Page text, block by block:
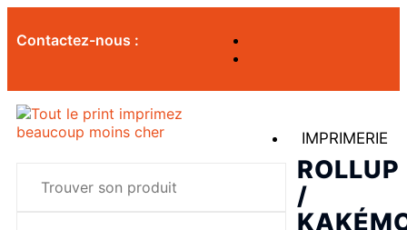
Contactez-nous :
IMPRIMERIE
ROLLUP
/